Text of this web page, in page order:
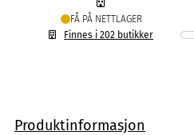
FÅ PÅ NETTLAGER
Finnes i 202 butikker
Produktinformasjon